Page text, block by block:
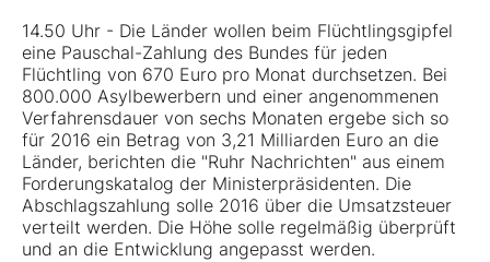
14.50 Uhr - Die Länder wollen beim Flüchtlingsgipfel
eine Pauschal-Zahlung des Bundes für jeden
Flüchtling von 670 Euro pro Monat durchsetzen. Bei
800.000 Asylbewerbern und einer angenommenen
Verfahrensdauer von sechs Monaten ergebe sich so
für 2016 ein Betrag von 3,21 Milliarden Euro an die
Länder, berichten die "Ruhr Nachrichten" aus einem
Forderungskatalog der Ministerpräsidenten. Die
Abschlagszahlung solle 2016 über die Umsatzsteuer
verteilt werden. Die Höhe solle regelmäßig überprüft
und an die Entwicklung angepasst werden.